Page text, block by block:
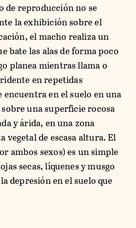
de reproducción no se
la exhibición sobre el
el macho realiza un
bate las alas de forma poco
planea mientras llama o
en repetidas
encuentra en el suelo en una
una superficie rocosa
y árida, en una zona
vegetal de escasa altura. El
ambos sexos) es un simple
secas, líquenes y musgo
depresión en el suelo que